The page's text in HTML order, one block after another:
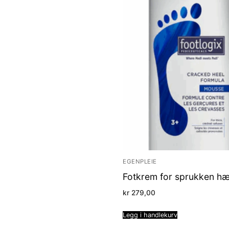
EGENPLEIE
Fotkrem for sprukken
kr 279,00
Legg i handlekurv